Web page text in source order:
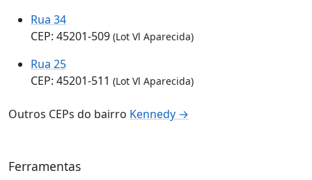
Rua 34
CEP: 45201-509 (Lot Vl Aparecida)
Rua 25
CEP: 45201-511 (Lot Vl Aparecida)
Outros CEPs do bairro Kennedy →
Ferramentas